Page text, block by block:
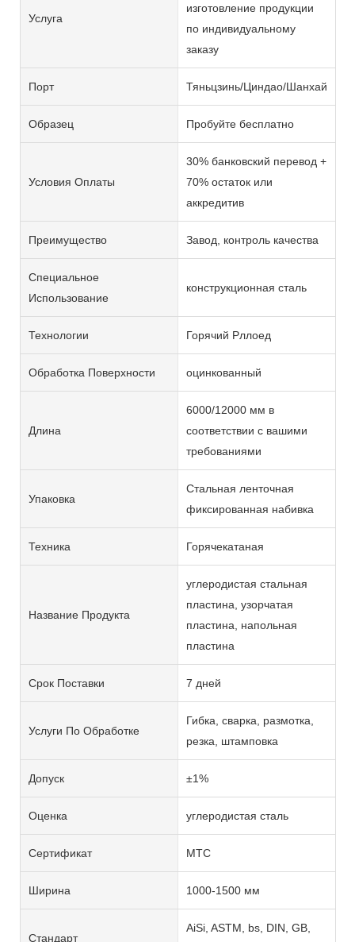
Услуга
изготовление продукции
по индивидуальному
заказу
Порт Тяньцзинь/Циндао/Шанхай
Образец Пробуйте бесплатно
Условия Оплаты
30% банковский перевод +
70% остаток или
аккредитив
Преимущество Завод, контроль качества
Специальное
Использование
конструкционная сталь
Технологии Горячий Рллоед
Обработка Поверхности оцинкованный
Длина
6000/12000 мм в
соответствии с вашими
требованиями
Упаковка
Стальная ленточная
фиксированная набивка
Техника Горячекатаная
Название Продукта
углеродистая стальная
пластина, узорчатая
пластина, напольная
пластина
Срок Поставки 7 дней
Услуги По Обработке
Гибка, сварка, размотка,
резка, штамповка
Допуск ±1%
Оценка углеродистая сталь
Сертификат MTC
Ширина 1000-1500 мм
Стандарт
AiSi, ASTM, bs, DIN, GB,